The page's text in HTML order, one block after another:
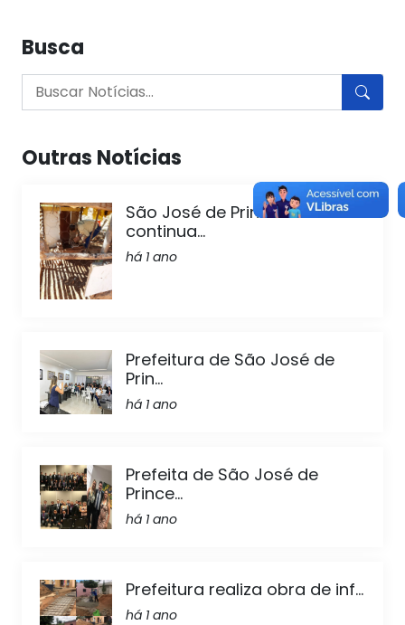
Busca
Outras Notícias
São José de Princesa
continua...
há 1 ano
Prefeitura de São José de
Prin...
há 1 ano
Prefeita de São José de
Prince...
há 1 ano
Prefeitura realiza obra de inf...
há 1 ano